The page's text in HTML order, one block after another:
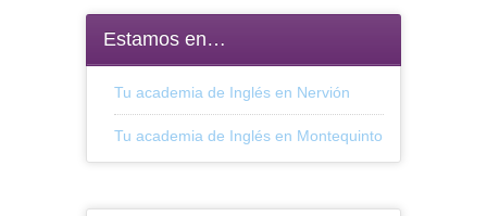
Estamos en…
Tu academia de Inglés en Nervión
Tu academia de Inglés en Montequinto